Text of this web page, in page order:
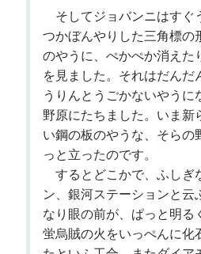
そしてジョバンニはすぐ
つかぼんやりした三角標の
のやうに、ぺかぺか消えた
を見ました。それはだんだ
うりんとうごかないやう
野原にたちました。いま新
い鋼の板のやうな、そらの
っと立ったのです。
するとどこかで、ふしぎ
ン、銀河ステーションと云
なり眼の前が、ぱっと明る
蛍烏賊の火をいっぺんに化